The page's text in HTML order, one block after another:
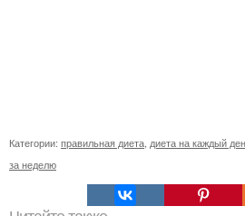
Категории: правильная диета диета на каждый
за неделю